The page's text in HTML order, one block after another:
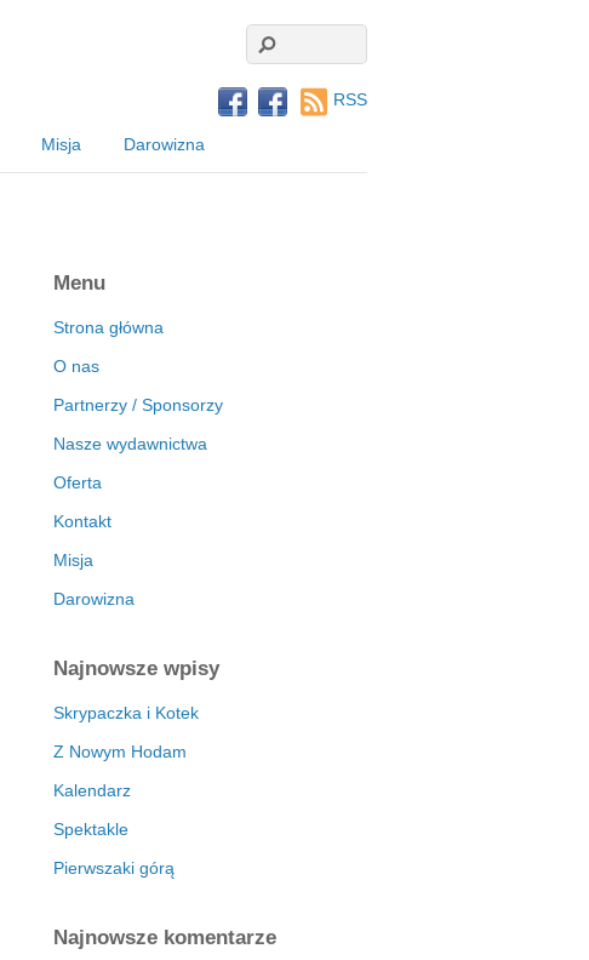
Misja Darowizna
RSS
Menu
Strona główna
O nas
Partnerzy / Sponsorzy
Nasze wydawnictwa
Oferta
Kontakt
Misja
Darowizna
Najnowsze wpisy
Skrypaczka i Kotek
Z Nowym Hodam
Kalendarz
Spektakle
Pierwszaki górą
Najnowsze komentarze